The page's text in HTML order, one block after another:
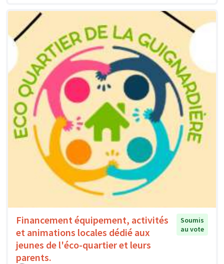
Financement équipement, activités
et animations locales dédié aux
jeunes de l'éco-quartier et leurs
parents.
Soumis
au vote